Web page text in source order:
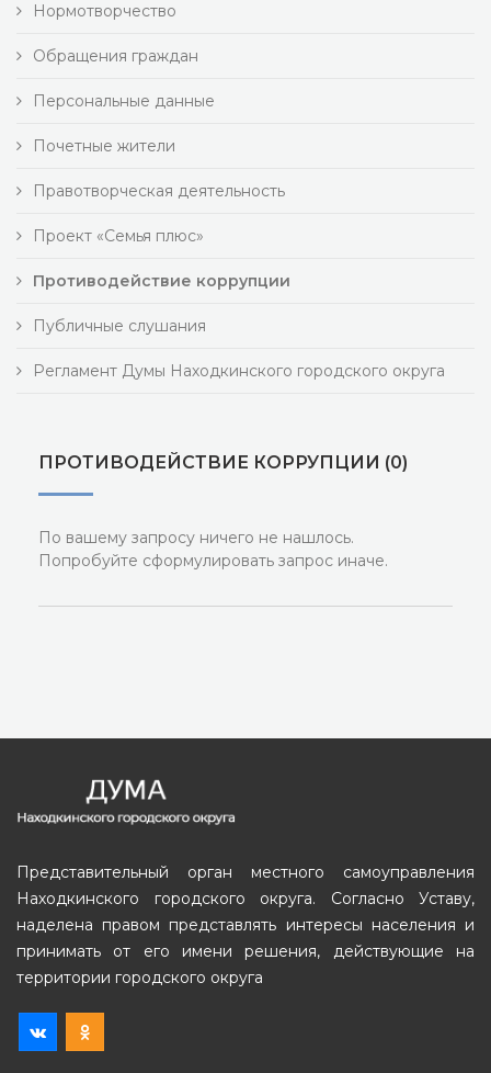
Нормотворчество
Обращения граждан
Персональные данные
Почетные жители
Правотворческая деятельность
Проект «Семья плюс»
Противодействие коррупции
Публичные слушания
Регламент Думы Находкинского городского округа
ПРОТИВОДЕЙСТВИЕ КОРРУПЦИИ (0)
По вашему запросу ничего не нашлось.
Попробуйте сформулировать запрос иначе.
Представительный орган местного самоуправления
Находкинского городского округа. Согласно Уставу,
наделена правом представлять интересы населения и
принимать от его имени решения, действующие на
территории городского округа